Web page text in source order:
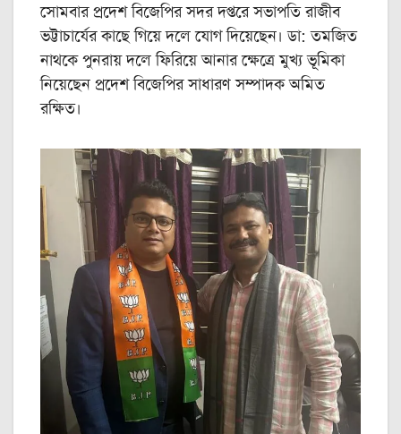
সোমবার প্রদেশ বিজেপির সদর দপ্তরে সভাপতি রাজীব
ভট্টাচার্যের কাছে গিয়ে দলে যোগ দিয়েছেন। ডা: তমজিত
নাথকে পুনরায় দলে ফিরিয়ে আনার ক্ষেত্রে মুখ্য ভূমিকা
নিয়েছেন প্রদেশ বিজেপির সাধারণ সম্পাদক অমিত
রক্ষিত।